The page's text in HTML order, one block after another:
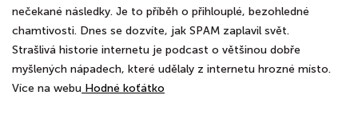
nečekané následky. Je to příběh o přihlouplé, bezohledné
chamtivosti. Dnes se dozvíte, jak SPAM zaplavil svět.
Strašlivá historie internetu je podcast o většinou dobře
myšlených nápadech, které udělaly z internetu hrozné místo.
Více na webu ⁠⁠⁠ Hodné koťátko